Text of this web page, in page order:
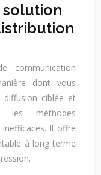
solution
communication
dont vous
ciblée et
les méthodes
Il offre
à long terme